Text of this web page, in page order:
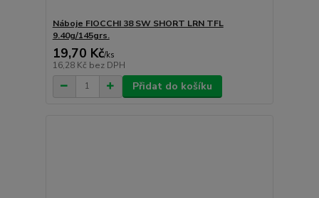
Náboje FIOCCHI 38 SW SHORT LRN TFL
9.40g/145grs.
19,70 Kč/ks
16,28 Kč bez DPH
Přidat do košíku